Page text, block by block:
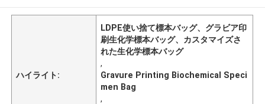
ハイライト:
LDPE使い捨て標本バッグ、グラビア印
刷生化学標本バッグ、カスタマイズさ
れた生化学標本バッグ
,
Gravure Printing Biochemical Speci
men Bag
,